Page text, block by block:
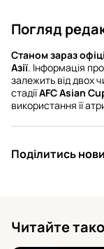
Погляд
Станом зараз
Азії. Інформація про
залежить від двох
стадіїAFC Asian
використання її
Поділитись
Читайте